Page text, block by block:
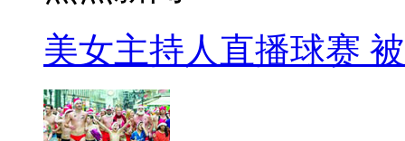
美女主持人直播球赛